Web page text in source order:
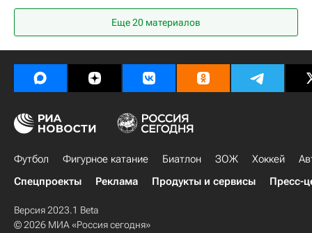
Бундеслига
Гамбург
Дармштадт
Еще 20 материалов
Футбол Фигурное катание Биатлон ЗОЖ Хоккей
Спецпроекты
Реклама Продукты и сервисы Пресс-
Версия 2023.1 Beta
© 2026 МИА «Россия сегодня»